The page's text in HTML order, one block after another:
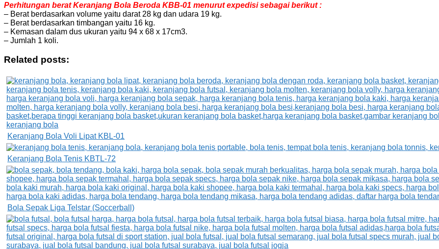
Perhitungan berat Keranjang Bola Beroda KBB-01 menurut expedisi sebagai berikut :
– Berat berdasarkan volume yaitu darat 28 kg dan udara 19 kg.
– Berat berdasarkan timbangan yaitu 16 kg.
– Kemasan dalam dus ukuran yaitu 94 x 68 x 17cm3.
– Jumlah 1 koli.
Related posts:
Keranjang Bola Voli Lipat KBL-01
Keranjang Bola Tenis KBTL-72
Bola Sepak Liga Telstar (Soccerball)